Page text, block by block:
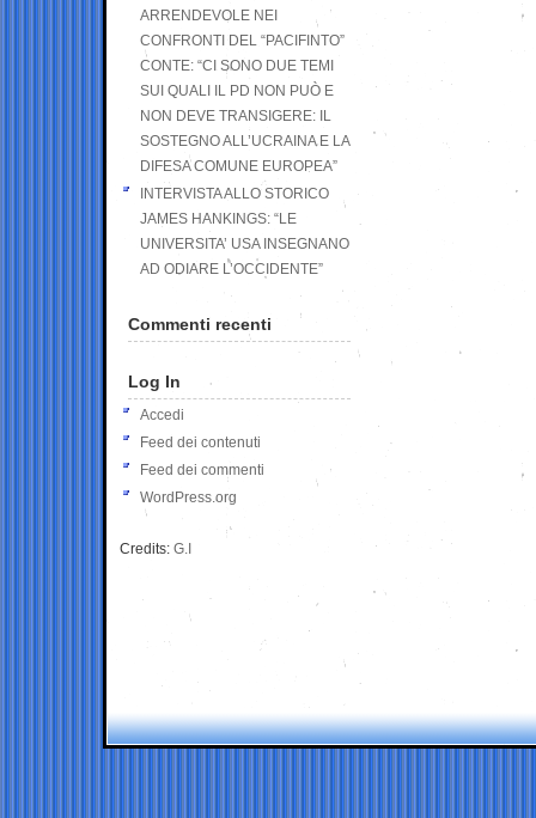
ARRENDEVOLE NEI
CONFRONTI DEL “PACIFINTO”
CONTE: “CI SONO DUE TEMI
SUI QUALI IL PD NON PUÒ E
NON DEVE TRANSIGERE: IL
SOSTEGNO ALL’UCRAINA E LA
DIFESA COMUNE EUROPEA”
INTERVISTA ALLO STORICO
JAMES HANKINGS: “LE
UNIVERSITA’ USA INSEGNANO
AD ODIARE L’OCCIDENTE”
Commenti recenti
Log In
Accedi
Feed dei contenuti
Feed dei commenti
WordPress.org
Credits: G.I